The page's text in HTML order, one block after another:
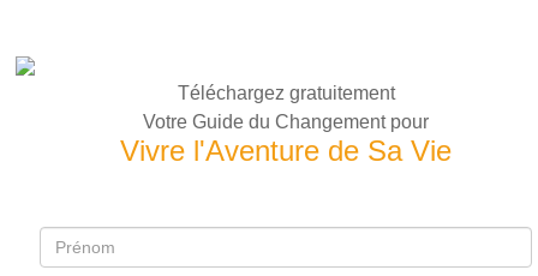
Téléchargez gratuitement
Votre Guide du Changement pour
Vivre l'Aventure de Sa Vie